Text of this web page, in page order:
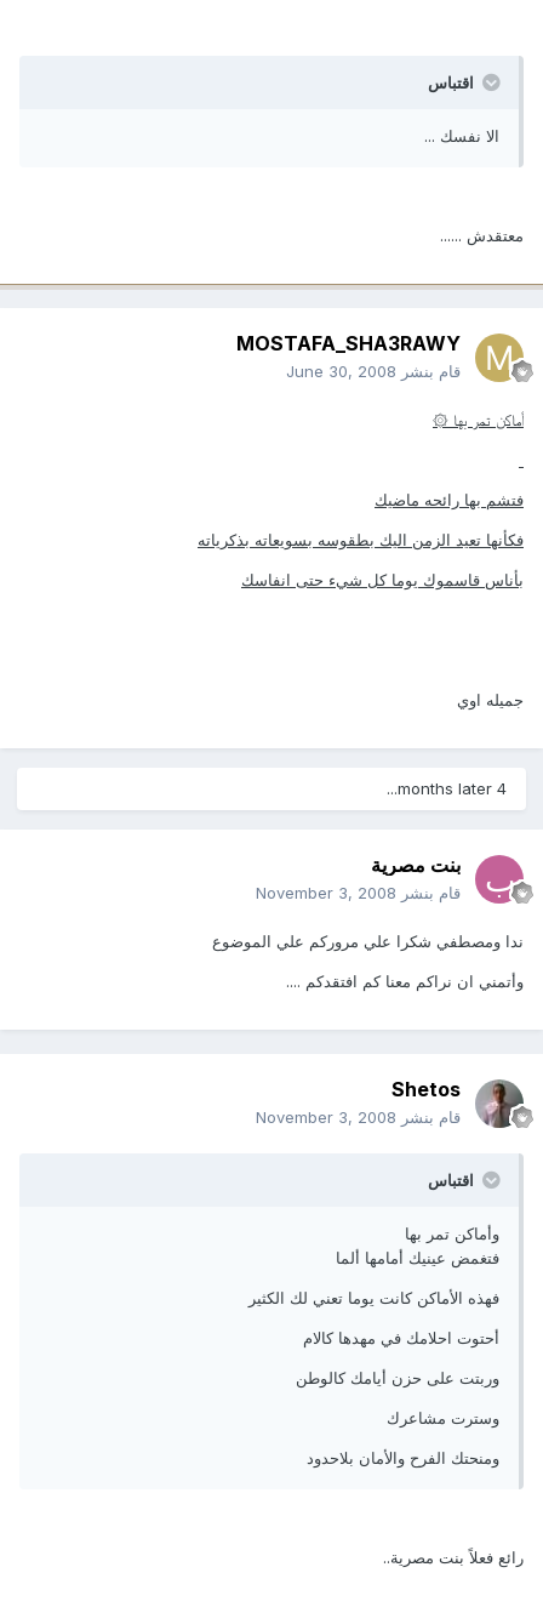
اقتباس
الا نفسك ...
معتقدش ......
MOSTAFA_SHA3RAWY
قام بنشر June 30, 2008
أماكن تمر بها ۞
فتشم بها رائحه ماضيك
فكأنها تعيد الزمن اليك بطقوسه بسويعاته بذكرياته
بأناس قاسموك يوما كل شيء حتى انفاسك
جميله اوي
4 months later...
بنت مصرية
قام بنشر November 3, 2008
ندا ومصطفي شكرا علي مروركم علي الموضوع
وأتمني ان نراكم معنا كم افتقدكم ....
Shetos
قام بنشر November 3, 2008
اقتباس
وأماكن تمر بها
فتغمض عينيك أمامها ألما
فهذه الأماكن كانت يوما تعني لك الكثير
أحتوت احلامك في مهدها كالام
وربتت على حزن أيامك كالوطن
وسترت مشاعرك
ومنحتك الفرح والأمان بلاحدود
رائع فعلاً بنت مصرية..